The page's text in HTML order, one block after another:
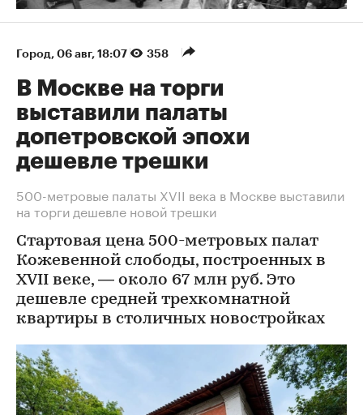
Город 06 авг, 18:07 358
В Москве на торги
выставили палаты
допетровской эпохи
дешевле трешки
500-метровые палаты XVII века в Москве выставили
на торги дешевле новой трешки
Стартовая цена 500-метровых палат
Кожевенной слободы, построенных в
XVII веке, — около 67 млн руб. Это
дешевле средней трехкомнатной
квартиры в столичных новостройках